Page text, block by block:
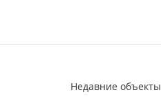
Недавние объекты